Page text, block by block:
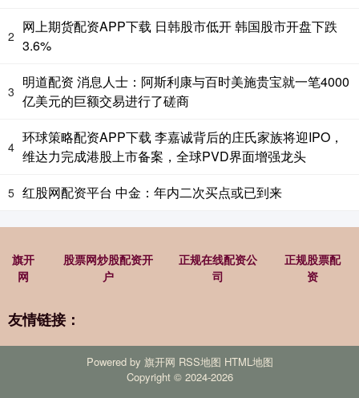
2
网上期货配资APP下载 日韩股市低开 韩国股市开盘下跌
3.6%
3
明道配资 消息人士：阿斯利康与百时美施贵宝就一笔4000
亿美元的巨额交易进行了磋商
4
环球策略配资APP下载 李嘉诚背后的庄氏家族将迎IPO，
维达力完成港股上市备案，全球PVD界面增强龙头
5 红股网配资平台 中金：年内二次买点或已到来
旗开
网
股票网炒股配资开
户
正规在线配资公
司
正规股票配
资
友情链接：
Powered by 旗开网 RSS地图 HTML地图
Copyright © 2024-2026